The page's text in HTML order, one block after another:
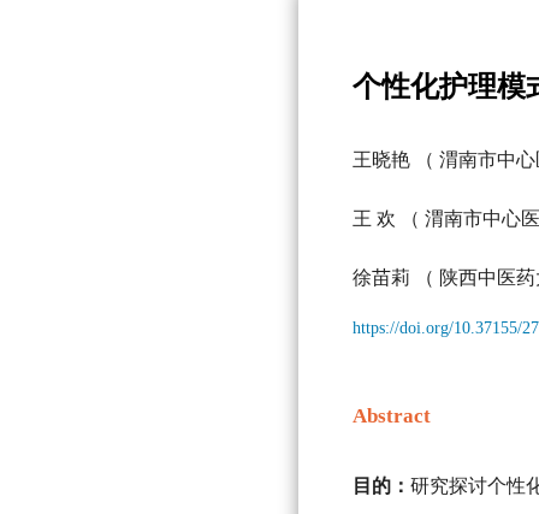
个性化护理模
王晓艳 （ 渭南市中
王 欢 （ 渭南市中心
徐苗莉 （ 陕西中医
https://doi.org/10.37155/
Abstract
目的： 研究探讨个性